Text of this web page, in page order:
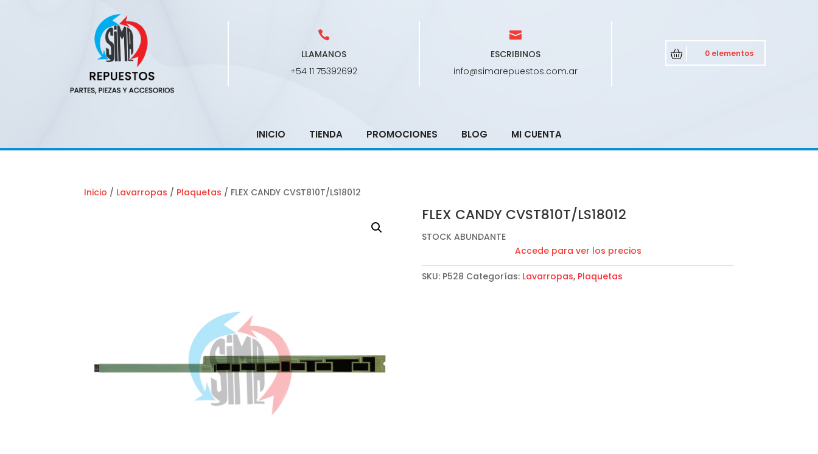
LLAMANOS
+54 11 75392692
ESCRIBINOS
info@simarepuestos.com.ar
0 elementos
INICIO TIENDA PROMOCIONES BLOG MI CUENTA
Inicio / Lavarropas / Plaquetas / FLEX CANDY CVST810T/LS18012
FLEX CANDY CVST810T/LS18012
STOCK ABUNDANTE
Accede para ver los precios
SKU: P528 Categorías: Lavarropas, Plaquetas